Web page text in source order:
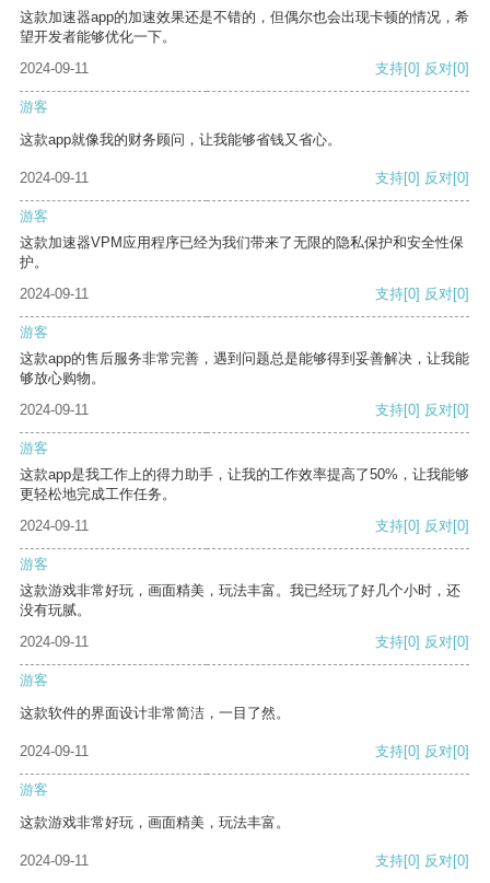
这款加速器app的加速效果还是不错的，但偶尔也会出现卡顿的情况，希
望开发者能够优化一下。
2024-09-11
支持[0] 反对[0]
游客
这款app就像我的财务顾问，让我能够省钱又省心。
2024-09-11 支持[0] 反对[0]
游客
这款加速器VPM应用程序已经为我们带来了无限的隐私保护和安全性保
护。
2024-09-11
支持[0] 反对[0]
游客
这款app的售后服务非常完善，遇到问题总是能够得到妥善解决，让我能
够放心购物。
2024-09-11
支持[0] 反对[0]
游客
这款app是我工作上的得力助手，让我的工作效率提高了50%，让我能够
更轻松地完成工作任务。
2024-09-11
支持[0] 反对[0]
游客
这款游戏非常好玩，画面精美，玩法丰富。我已经玩了好几个小时，还
没有玩腻。
2024-09-11
支持[0] 反对[0]
游客
这款软件的界面设计非常简洁，一目了然。
2024-09-11 支持[0] 反对[0]
游客
这款游戏非常好玩，画面精美，玩法丰富。
2024-09-11 支持[0] 反对[0]